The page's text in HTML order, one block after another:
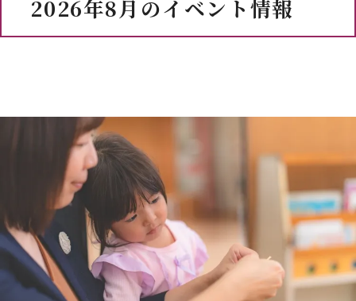
2026年8月のイベント情報